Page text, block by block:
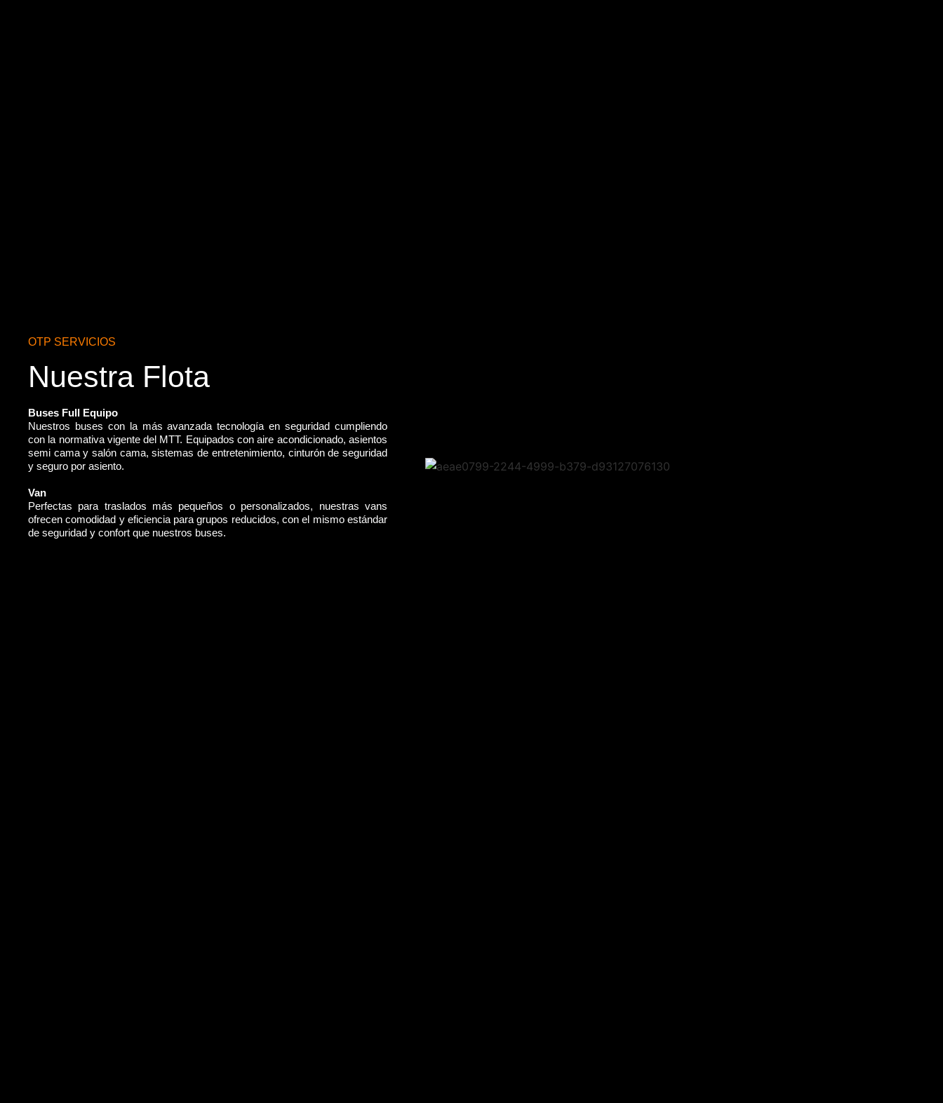
OTP SERVICIOS
Nuestra Flota
Buses Full Equipo
Nuestros buses con la más avanzada tecnología en seguridad cumpliendo
con la normativa vigente del MTT. Equipados con aire acondicionado, asientos
semi cama y salón cama, sistemas de entretenimiento, cinturón de seguridad
y seguro por asiento.
Van
Perfectas para traslados más pequeños o personalizados, nuestras vans
ofrecen comodidad y eficiencia para grupos reducidos, con el mismo estándar
de seguridad y confort que nuestros buses.